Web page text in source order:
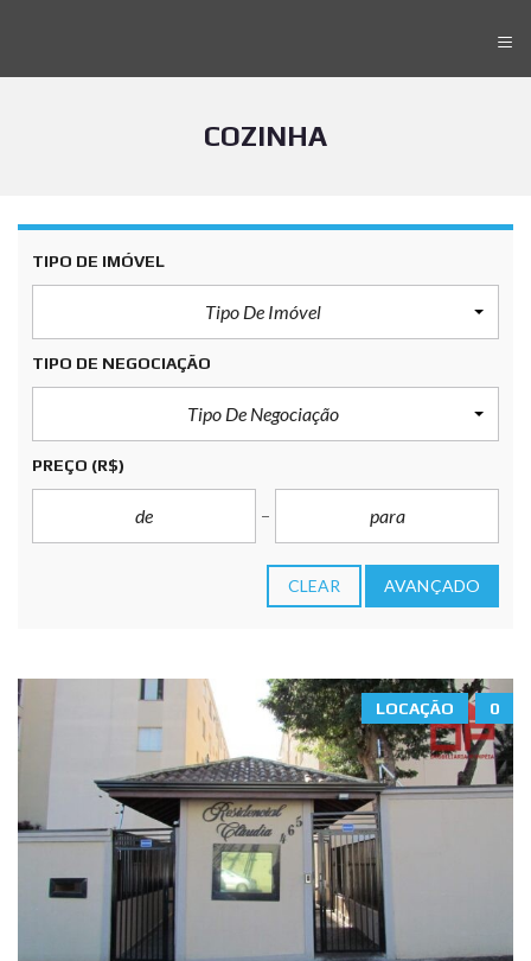
≡
COZINHA
TIPO DE IMÓVEL
Tipo De Imóvel
TIPO DE NEGOCIAÇÃO
Tipo De Negociação
PREÇO (R$)
CLEAR AVANÇADO
0
LOCAÇÃO